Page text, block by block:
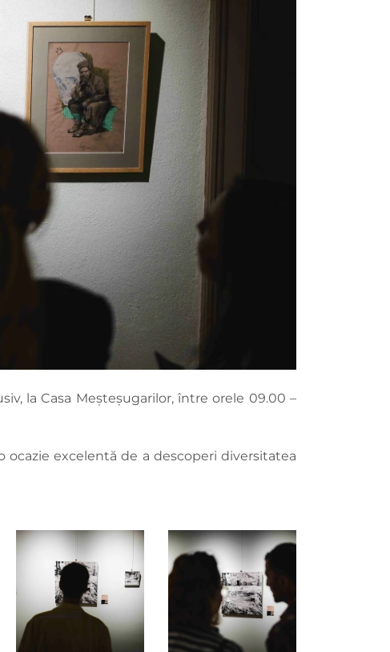
la Casa Meșteșugarilor, între orele 09.00 –
excelentă de a descoperi diversitatea